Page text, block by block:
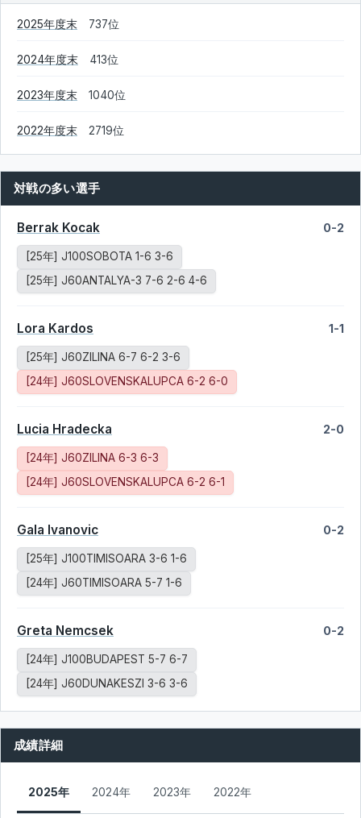
2025年度末 737位
2024年度末 413位
2023年度末 1040位
2022年度末 2719位
対戦の多い選手
Berrak Kocak 0-2
[25年] J100SOBOTA 1-6 3-6
[25年] J60ANTALYA-3 7-6 2-6 4-6
Lora Kardos 1-1
[25年] J60ZILINA 6-7 6-2 3-6
[24年] J60SLOVENSKALUPCA 6-2 6-0
Lucia Hradecka 2-0
[24年] J60ZILINA 6-3 6-3
[24年] J60SLOVENSKALUPCA 6-2 6-1
Gala Ivanovic 0-2
[25年] J100TIMISOARA 3-6 1-6
[24年] J60TIMISOARA 5-7 1-6
Greta Nemcsek 0-2
[24年] J100BUDAPEST 5-7 6-7
[24年] J60DUNAKESZI 3-6 3-6
成績詳細
2025年 2024年 2023年 2022年